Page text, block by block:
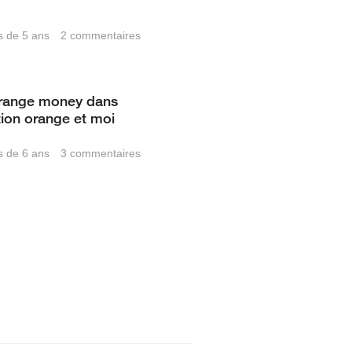
de 5 ans
2commentaires
money dans
orange et moi
de 6 ans
3commentaires